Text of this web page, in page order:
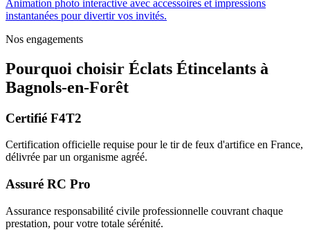
Animation photo interactive avec accessoires et impressions
instantanées pour divertir vos invités.
Nos engagements
Pourquoi choisir Éclats Étincelants à
Bagnols-en-Forêt
Certifié F4T2
Certification officielle requise pour le tir de feux d'artifice en France,
délivrée par un organisme agréé.
Assuré RC Pro
Assurance responsabilité civile professionnelle couvrant chaque
prestation, pour votre totale sérénité.